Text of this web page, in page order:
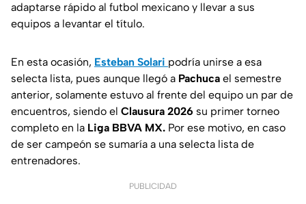
adaptarse rápido al futbol mexicano y llevar a sus
equipos a levantar el título.
En esta ocasión, Esteban Solari podría unirse a esa
selecta lista, pues aunque llegó a Pachuca el semestre
anterior, solamente estuvo al frente del equipo un par de
encuentros, siendo el Clausura 2026 su primer torneo
completo en la Liga BBVA MX. Por ese motivo, en caso
de ser campeón se sumaría a una selecta lista de
entrenadores.
PUBLICIDAD